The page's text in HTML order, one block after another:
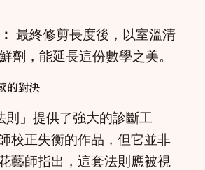
最終修剪長度後，以室溫清
劑，能延長這份數學之美。
的對決
」提供了強大的診斷工
校正失衡的作品，但它並非
藝師指出，這套法則應被視